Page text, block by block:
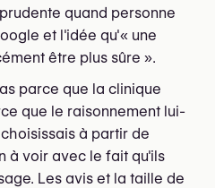
quand personne
et l'idée qu'« une
être plus sûre ».
parce que la clinique
que le raisonnement lui-
à partir de
à voir avec le fait qu'ils
Les avis et la taille de